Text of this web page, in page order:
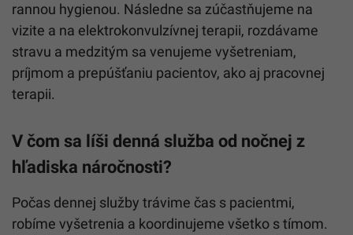
rannou hygienou. Následne sa zúčastňujeme na
vizite a na elektrokonvulzívnej terapii, rozdávame
stravu a medzitým sa venujeme vyšetreniam,
príjmom a prepúšťaniu pacientov, ako aj pracovnej
terapii.
V čom sa líši denná služba od nočnej z
hľadiska náročnosti?
Počas dennej služby trávime čas s pacientmi,
robíme vyšetrenia a koordinujeme všetko s tímom.